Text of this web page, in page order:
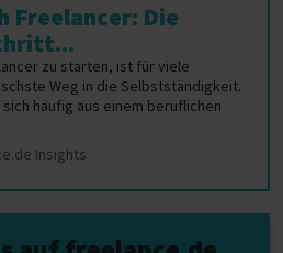
Freelancer: Die
zu starten, ist für viele
Weg in die Selbstständigkeit.
häufig aus einem beruflichen
Insights